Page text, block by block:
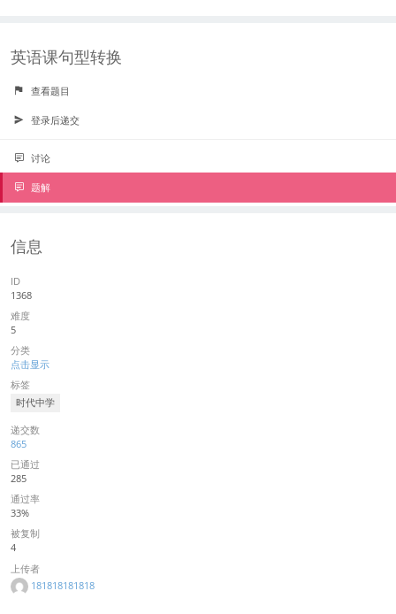
英语课句型转换
查看题目
登录后递交
讨论
题解
信息
ID
1368
难度
5
分类
点击显示
标签
时代中学
递交数
865
已通过
285
通过率
33%
被复制
4
上传者
181818181818